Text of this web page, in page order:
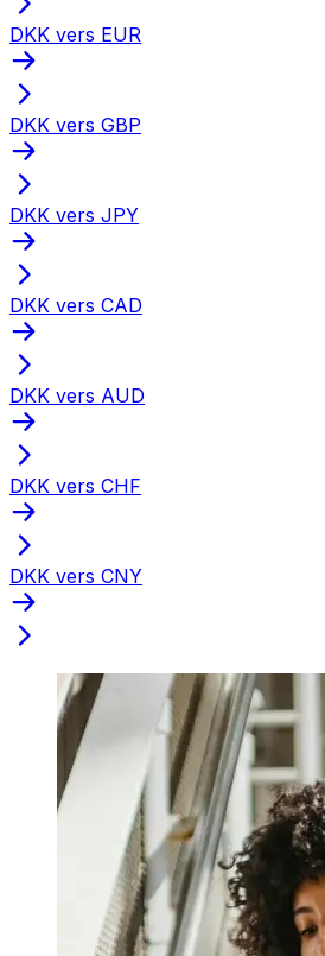
DKK vers EUR
DKK vers GBP
DKK vers JPY
DKK vers CAD
DKK vers AUD
DKK vers CHF
DKK vers CNY